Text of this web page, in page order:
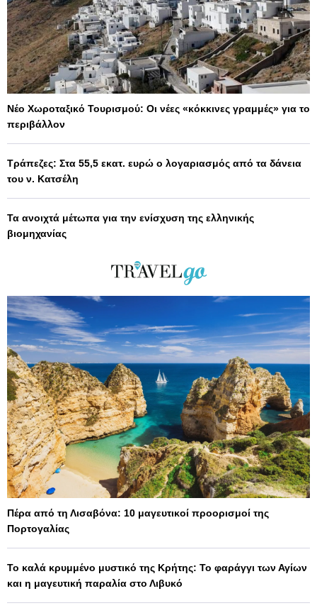
Νέο Χωροταξικό Τουρισμού: Οι νέες «κόκκινες γραμμές» για το
περιβάλλον
Τράπεζες: Στα 55,5 εκατ. ευρώ ο λογαριασμός από τα δάνεια
του ν. Κατσέλη
Τα ανοιχτά μέτωπα για την ενίσχυση της ελληνικής
βιομηχανίας
Πέρα από τη Λισαβόνα: 10 μαγευτικοί προορισμοί της
Πορτογαλίας
Το καλά κρυμμένο μυστικό της Κρήτης: Το φαράγγι των Αγίων
και η μαγευτική παραλία στο Λιβυκό